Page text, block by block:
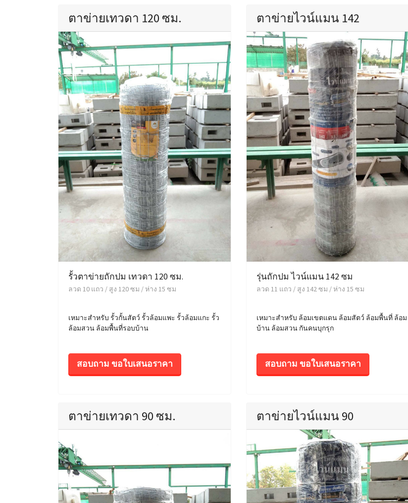
ตาข่ายเทวดา 120 ซม.
รั้วตาข่ายถักปม เทวดา 120 ซม.
ลวด 10 แถว / สูง 120 ซม / ห่าง 15 ซม
เหมาะสำหรับ รั้วกั้นสัตว์ รั้วล้อมแพะ รั้วล้อมแกะ รั้ว
ล้อมสวน ล้อมพื้นที่รอบบ้าน
สอบถาม ขอใบเสนอราคา
ตาข่ายไวน์แมน 142
รุ่นถักปม ไวน์แมน 142 ซม
ลวด 11 แถว / สูง 142 ซม / ห่าง 15 ซม
เหมาะสำหรับ ล้อมเขตแดน ล้อมสัตว์ ล้อมพื้นที่ ล้อม
บ้าน ล้อมสวน กันคนบุกรุก
สอบถาม ขอใบเสนอราคา
ตาข่ายเทวดา 90 ซม. ตาข่ายไวน์แมน 90